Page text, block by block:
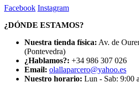
Facebook Instagram
¿DÓNDE ESTAMOS?
Nuestra tienda física: Av. de
(Pontevedra)
¿Hablamos?: +34 986 307 026
Email: olallaparcero@yahoo.es
Nuestro horario: Lun - Sab: 9:00